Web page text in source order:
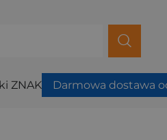
ZNAK Darmowa dostawa